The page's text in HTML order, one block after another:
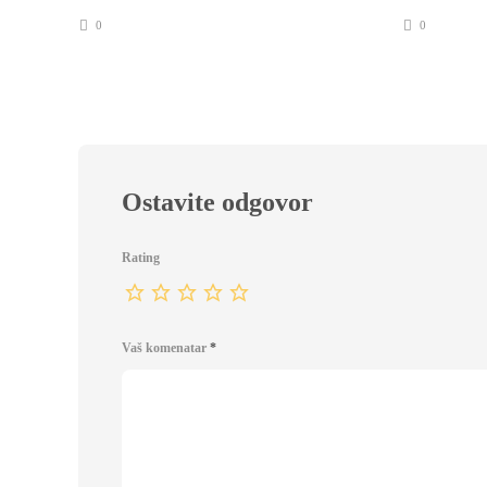
0 0
Ostavite odgovor
Rating
Vaš komenatar *